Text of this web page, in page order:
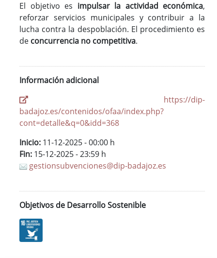
El objetivo es impulsar la actividad económica,
reforzar servicios municipales y contribuir a la
lucha contra la despoblación. El procedimiento es
de concurrencia no competitiva.
Información adicional
https://dip-
badajoz.es/contenidos/ofaa/index.php?
cont=detalle&q=0&idd=368
Inicio: 11-12-2025 - 00:00 h
Fin: 15-12-2025 - 23:59 h
gestionsubvenciones@dip-badajoz.es
Objetivos de Desarrollo Sostenible